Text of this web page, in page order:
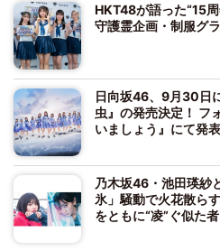
HKT48が語った“15
守護霊企画・制服グ
日向坂46、9月30日
虫』の発売決定！ フ
いましょう』にて発表
乃木坂46・池田瑛紗
氷」騒動で火花散ら
をともに“凌”ぐ似た